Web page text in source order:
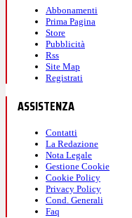
Abbonamenti
Prima Pagina
Store
Pubblicità
Rss
Site Map
Registrati
ASSISTENZA
Contatti
La Redazione
Nota Legale
Gestione Cookie
Cookie Policy
Privacy Policy
Cond. Generali
Faq